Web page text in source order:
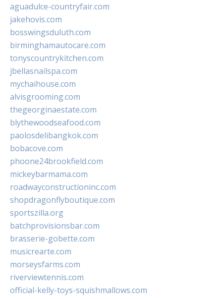
aguadulce-countryfair.com
jakehovis.com
bosswingsduluth.com
birminghamautocare.com
tonyscountrykitchen.com
jbellasnailspa.com
mychaihouse.com
alvisgrooming.com
thegeorginaestate.com
blythewoodseafood.com
paolosdelibangkok.com
bobacove.com
phoone24brookfield.com
mickeybarmama.com
roadwayconstructioninc.com
shopdragonflyboutique.com
sportszilla.org
batchprovisionsbar.com
brasserie-gobette.com
musicrearte.com
morseysfarms.com
riverviewtennis.com
official-kelly-toys-squishmallows.com